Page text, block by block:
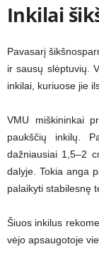
Inkilai
Pavasarį
ir sausų slėptuvių.
inkilai, kuriuose jie
VMU miškininkai
paukščių inkilų.
dažniausiai 1,5–2
dalyje. Tokia anga
palaikyti stabilesnę
Šiuos inkilus
vėjo apsaugotoje